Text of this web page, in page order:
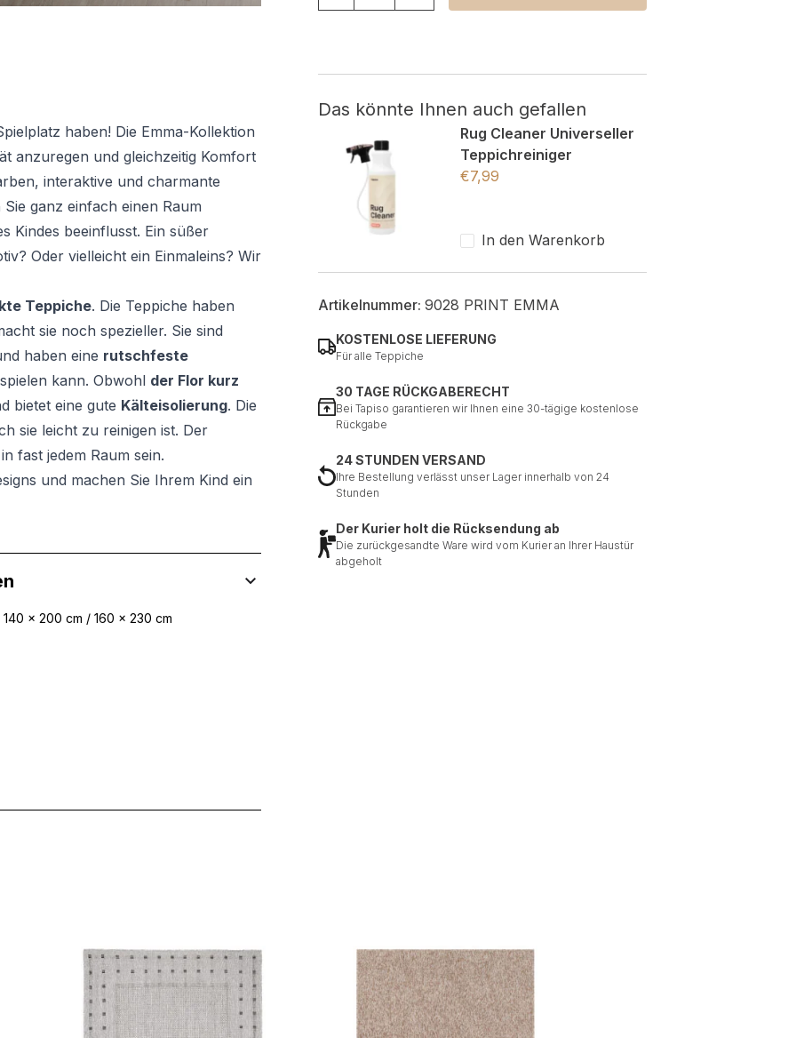
haben! Die Emma-Kollektion
anzuregen und gleichzeitig Komfort
interaktive und charmante
ganz einfach einen Raum
Kindes beeinflusst. Ein süßer
Oder vielleicht ein Einmaleins? Wir
Teppiche. Die Teppiche haben
sie noch spezieller. Sie sind
haben eine rutschfeste
kann. Obwohl der Flor kurz
bietet eine gute Kälteisolierung. Die
sie leicht zu reinigen ist. Der
fast jedem Raum sein.
und machen Sie Ihrem Kind ein
Das könnte Ihnen auch gefallen
Rug Cleaner Universeller
Teppichreiniger
€7,99
In den Warenkorb
Artikelnummer: 9028 PRINT EMMA
KOSTENLOSE LIEFERUNG
Für alle Teppiche
30 TAGE RÜCKGABERECHT
Bei Tapiso garantieren wir Ihnen eine 30-tägige kostenlose
Rückgabe
24 STUNDEN VERSAND
Ihre Bestellung verlässt unser Lager innerhalb von 24
Stunden
Der Kurier holt die Rücksendung ab
Die zurückgesandte Ware wird vom Kurier an Ihrer Haustür
abgeholt
x 200 cm / 160 x 230 cm
Inhalte und Anzeigen zu personalisieren, um Funktionen für soziale Medien anbieten zu
um die grundlegenden Funktionen dieser Website zu ermöglichen, wie zum
sicheren Log-ins oder das Anpassen Ihrer Zustimmungseinstellungen. Diese Cookies
Daten.